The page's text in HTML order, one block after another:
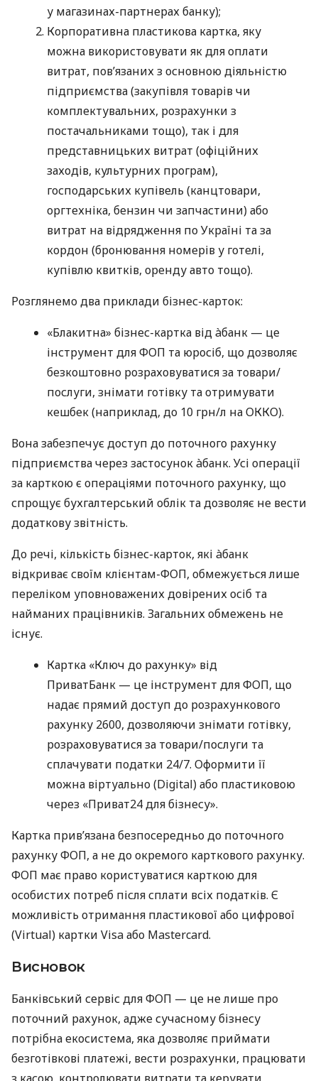
у магазинах-партнерах банку);
Корпоративна пластикова картка, яку
можна використовувати як для оплати
витрат, пов’язаних з основною діяльністю
підприємства (закупівля товарів чи
комплектувальних, розрахунки з
постачальниками тощо), так і для
представницьких витрат (офіційних
заходів, культурних програм),
господарських купівель (канцтовари,
оргтехніка, бензин чи запчастини) або
витрат на відрядження по Україні та за
кордон (бронювання номерів у готелі,
купівлю квитків, оренду авто тощо).
Розглянемо два приклади бізнес-карток:
«Блакитна» бізнес-картка від àбанк — це
інструмент для ФОП та юросіб, що дозволяє
безкоштовно розраховуватися за товари/
послуги, знімати готівку та отримувати
кешбек (наприклад, до 10 грн/л на ОККО).
Вона забезпечує доступ до поточного рахунку
підприємства через застосунок àбанк. Усі операції
за карткою є операціями поточного рахунку, що
спрощує бухгалтерський облік та дозволяє не вести
додаткову звітність.
До речі, кількість бізнес-карток, які àбанк
відкриває своїм клієнтам-ФОП, обмежується лише
переліком уповноважених довірених осіб та
найманих працівників. Загальних обмежень не
існує.
Картка «Ключ до рахунку» від
ПриватБанк — це інструмент для ФОП, що
надає прямий доступ до розрахункового
рахунку 2600, дозволяючи знімати готівку,
розраховуватися за товари/послуги та
сплачувати податки 24/7. Оформити її
можна віртуально (Digital) або пластиковою
через «Приват24 для бізнесу».
Картка прив’язана безпосередньо до поточного
рахунку ФОП, а не до окремого карткового рахунку.
ФОП має право користуватися карткою для
особистих потреб після сплати всіх податків. Є
можливість отримання пластикової або цифрової
(Virtual) картки Visa або Mastercard.
Висновок
Банківський сервіс для ФОП — це не лише про
поточний рахунок, адже сучасному бізнесу
потрібна екосистема, яка дозволяє приймати
безготівкові платежі, вести розрахунки, працювати